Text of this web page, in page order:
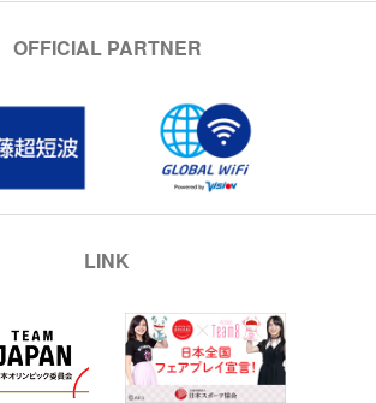
OFFICIAL PARTNER
LINK